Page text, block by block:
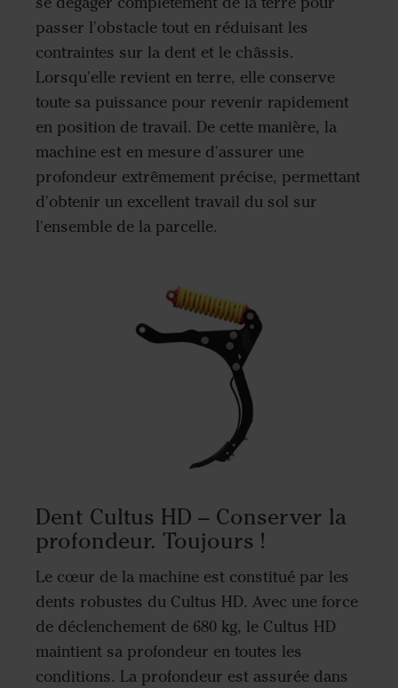
passer l'obstacle tout en réduisant les
contraintes sur la dent et le châssis.
Lorsqu'elle revient en terre, elle conserve
toute sa puissance pour revenir rapidement
en position de travail. De cette manière, la
machine est en mesure d'assurer une
profondeur extrêmement précise, permettant
d'obtenir un excellent travail du sol sur
l'ensemble de la parcelle.
Dent Cultus HD – Conserver la
profondeur. Toujours !
Le cœur de la machine est constitué par les
dents robustes du Cultus HD. Avec une force
de déclenchement de 680 kg, le Cultus HD
maintient sa profondeur en toutes les
conditions. La profondeur est assurée dans